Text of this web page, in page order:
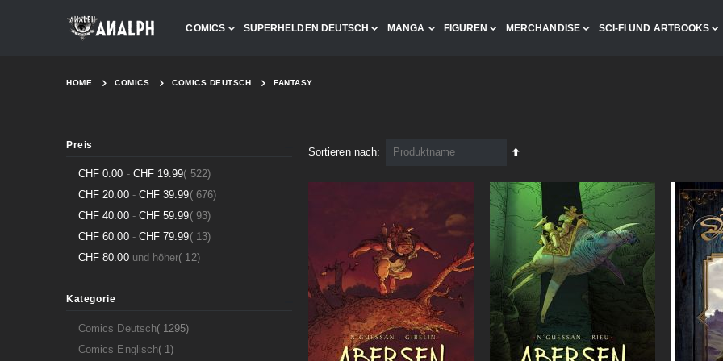
COMICS SUPERHELDEN DEUTSCH MANGA FIGUREN MERCHANDISE SCI-FI UND ARTBOOKS
HOME COMICS COMICS DEUTSCH FANTASY
Sortieren nach
In
Reihenfolge
Preis
CHF 0.00 - CHF 19.99 522Artikel
CHF 20.00- CHF 39.99 676Artikel
CHF 40.00- CHF 59.99 93Artikel
CHF 60.00- CHF 79.99 13Artikel
CHF 80.00und höher 12Artikel
Kategorie
Comics Deutsch 1295Artikel
Comics Englisch 1Artikel